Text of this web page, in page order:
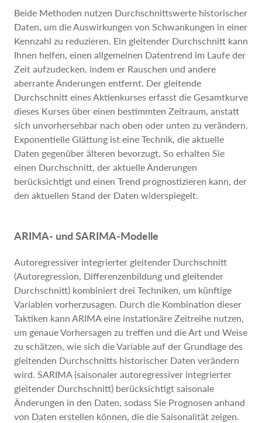
Beide Methoden nutzen Durchschnittswerte historischer
Daten, um die Auswirkungen von Schwankungen in einer
Kennzahl zu reduzieren. Ein gleitender Durchschnitt kann
Ihnen helfen, einen allgemeinen Datentrend im Laufe der
Zeit aufzudecken, indem er Rauschen und andere
aberrante Änderungen entfernt. Der gleitende
Durchschnitt eines Aktienkurses erfasst die Gesamtkurve
dieses Kurses über einen bestimmten Zeitraum, anstatt
sich unvorhersehbar nach oben oder unten zu verändern.
Exponentielle Glättung ist eine Technik, die aktuelle
Daten gegenüber älteren bevorzugt. So erhalten Sie
einen Durchschnitt, der aktuelle Änderungen
berücksichtigt und einen Trend prognostizieren kann, der
den aktuellen Stand der Daten widerspiegelt.
ARIMA- und SARIMA-Modelle
Autoregressiver integrierter gleitender Durchschnitt
(Autoregression, Differenzenbildung und gleitender
Durchschnitt) kombiniert drei Techniken, um künftige
Variablen vorherzusagen. Durch die Kombination dieser
Taktiken kann ARIMA eine instationäre Zeitreihe nutzen,
um genaue Vorhersagen zu treffen und die Art und Weise
zu schätzen, wie sich die Variable auf der Grundlage des
gleitenden Durchschnitts historischer Daten verändern
wird. SARIMA (saisonaler autoregressiver integrierter
gleitender Durchschnitt) berücksichtigt saisonale
Änderungen in den Daten, sodass Sie Prognosen anhand
von Daten erstellen können, die die Saisonalität zeigen.